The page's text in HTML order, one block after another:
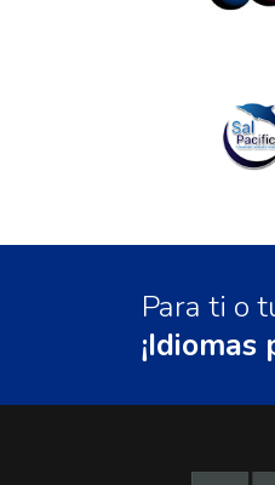
Para ti o